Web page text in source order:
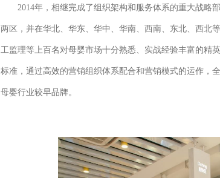
2014年，相继完成了组织架构和服务体系的重大战略
两区，并在华北、华东、华中、华南、西南、东北、西北
工监理等上百名对母婴市场十分熟悉、实战经验丰富的精
标准，通过高效的营销组织体系配合和营销模式的运作，
母婴行业较早品牌。